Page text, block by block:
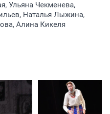
Ульяна Чекменева,
Наталья Лыжина,
Алина Кикеля